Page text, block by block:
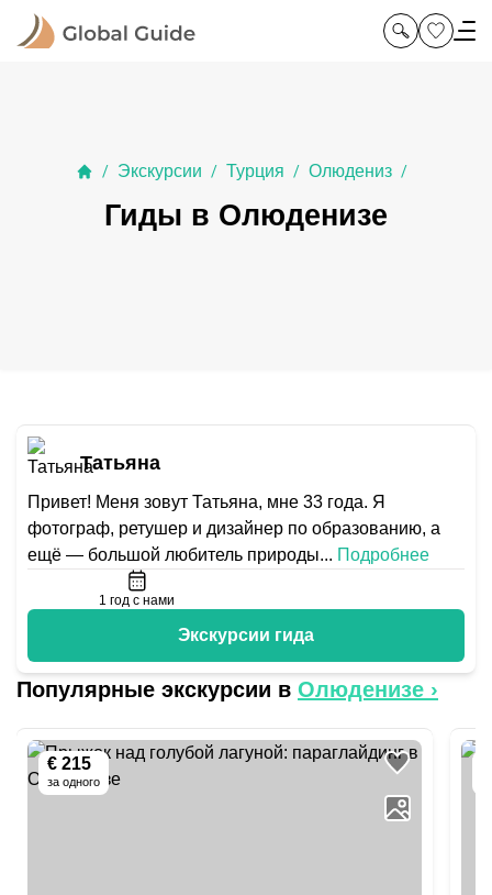
/ Экскурсии / Турция / Олюдениз /
Гиды в Олюденизе
Татьяна
Привет! Меня зовут Татьяна, мне 33 года. Я
фотограф, ретушер и дизайнер по образованию, а
ещё — большой любитель природы... Подробнее
1 год с нами
Экскурсии гида
Популярные экскурсии в Олюденизе ›
€ 215
за одного